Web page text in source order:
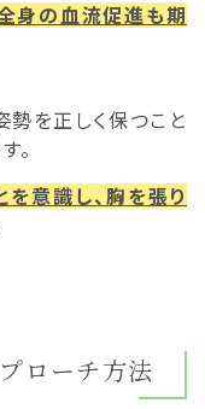
身の血流促進も期
勢を正しく保つこと
。
意識し、胸を張り
ローチ方法